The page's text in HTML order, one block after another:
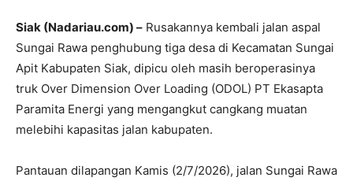
Siak (Nadariau.com) – Rusakannya kembali jalan aspal
Sungai Rawa penghubung tiga desa di Kecamatan Sungai
Apit Kabupaten Siak, dipicu oleh masih beroperasinya
truk Over Dimension Over Loading (ODOL) PT Ekasapta
Paramita Energi yang mengangkut cangkang muatan
melebihi kapasitas jalan kabupaten.
Pantauan dilapangan Kamis (2/7/2026), jalan Sungai Rawa